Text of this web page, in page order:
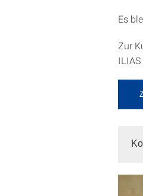
Es
Zur